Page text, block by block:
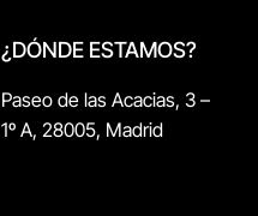
¿DÓNDE ESTAMOS?
Paseo de las Acacias, 3 –
1º A, 28005, Madrid